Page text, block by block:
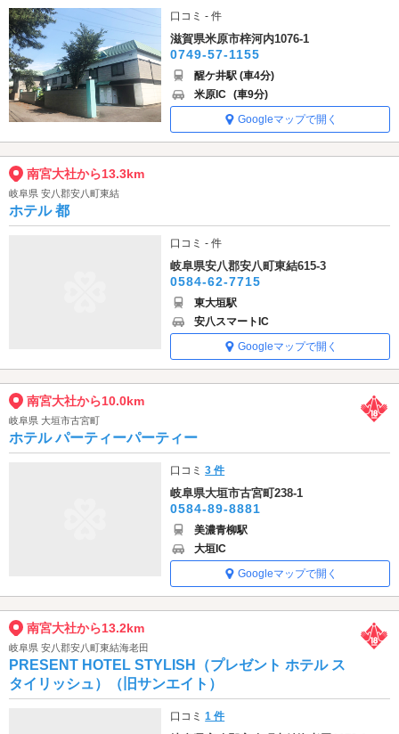
口コミ - 件
滋賀県米原市梓河内1076-1
0749-57-1155
醒ケ井駅 (車4分)
米原IC (車9分)
Googleマップで開く
南宮大社から13.3km
岐阜県 安八郡安八町東結
ホテル 都
口コミ - 件
岐阜県安八郡安八町東結615-3
0584-62-7715
東大垣駅
安八スマートIC
Googleマップで開く
南宮大社から10.0km
岐阜県 大垣市古宮町
ホテル パーティーパーティー
口コミ3 件
岐阜県大垣市古宮町238-1
0584-89-8881
美濃青柳駅
大垣IC
Googleマップで開く
南宮大社から13.2km
岐阜県 安八郡安八町東結海老田
PRESENT HOTEL STYLISH（プレゼント ホテル ス
タイリッシュ）（旧サンエイト）
口コミ1 件